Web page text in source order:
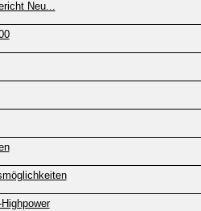
Neu...